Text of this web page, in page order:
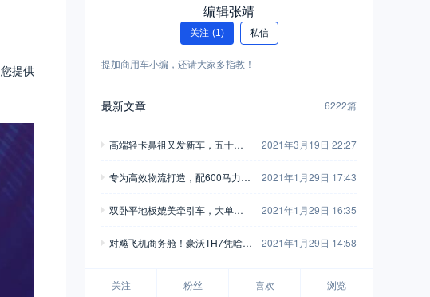
提供
编辑张靖
关注 (1) 私信
提加商用车小编，还请大家多指教！
最新文章 6222篇
高端轻卡鼻祖又发新车，五十铃
别错过
2021年3月19日 22:27
专为高效物流打造，配600马力玉
版牵引车
2021年1月29日 17:43
双卧平地板媲美牵引车，大单桥7
2021年1月29日 16:35
对飚飞机商务舱！豪沃TH7凭啥开
2021年1月29日 14:58
关注 粉丝 喜欢 浏览